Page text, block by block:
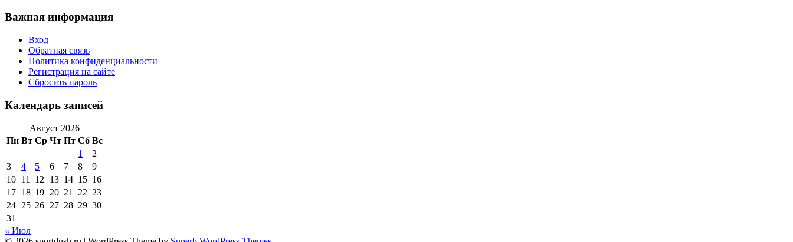
Важная информация
Вход
Обратная связь
Политика конфиденциальности
Регистрация на сайте
Сбросить пароль
Календарь записей
Август 2026
Пн Вт Ср Чт Пт Сб Вс
1
2
3
4 5 6 7 8
9
10 11 12 13 14 15 16
17 18 19 20 21 22 23
24 25 26 27 28 29 30
31
« Июл